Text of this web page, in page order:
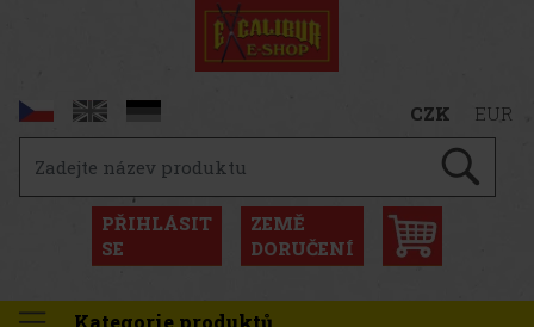
CZK EUR
PŘIHLÁSIT
SE
ZEMĚ
DORUČENÍ
Kategorie produktů